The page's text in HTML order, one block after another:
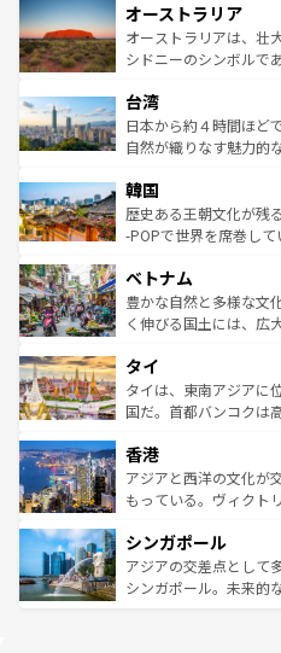
部のニューオーリンズ
文化が魅力。旅行者は
しみながら、その多様
ならではの贅沢な旅のスタイルだ。 な
情報はコンテンツ一覧
ワイ島は見逃せない。
島だが、静かな自然を
おすすめ。エメラルド
れるおもてなしの心で
人々、おいしいローカ
ク、伝統的なフラダン
ワイを、存分に味わってほしい。 なお、
はコンテンツ一覧を参
オーストラリア
オーストラリアは、壮
シドニーのシンボルで
リアリーフや大陸中央
ク）、タスマニアの美
ど、見どころがたくさ
いる。アクティビティ
ビング、ハイキングな
い。オーストラリアの
参照してほしい。
台湾
日本から約４時間ほど
自然が織りなす魅力的
ン）、静ひつな山岳地
と山間の静けさが共存
驚きをもたらしてくれ
容にもいいと評判のス
が味わえる。
照してほしい。
韓国
歴史ある王朝文化が残
-POPで世界を席巻し
き、地方に足を延ばせ
できる。そして、キム
まで、さまざまな韓国
リティに包まれながら
わっ
覧を参照してほしい。
ベトナム
豊かな自然と多様な文
く伸びる国土には、広
急速な発展と共に伝統
ーチミン市のフランス
醸し出している。また
とつ。フォーやバイン
ひ現地で味わいたい。
が旅行者を迎えてくれ
参照してほしい。
タイ
タイは、東南アジアに
国だ。首都バンコクは
の活気が交差している
帯で自然と触れ合い、
いビーチでリゾート気
激する。気候は一年中
が待っている。親しみ
た文化、そして多様な
香港
アジアと西洋の文化が
もっている。ヴィクト
み、どこを訪れても感
ており、効率よく見ど
うな絶景から文化的な
シンガポール
アジアの交差点として
シンガポール。未来的